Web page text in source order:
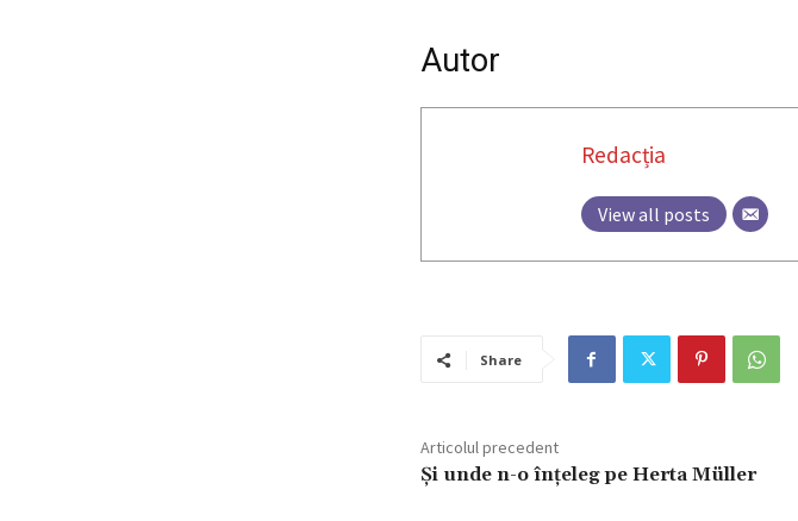
Autor
Redacția
View all posts
Share
Articolul precedent
Şi unde n-o înţeleg pe Herta Müller